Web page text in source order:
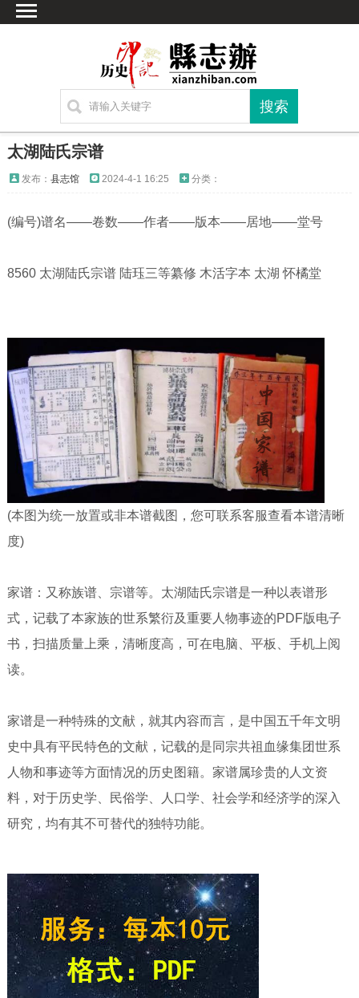
方志
繁体字转换
太湖陆氏宗谱
发布： 县志馆 2024-4-1 16:25 分类：
(编号)谱名——卷数——作者——版本——居地——堂号
8560 太湖陆氏宗谱 陆珏三等纂修 木活字本 太湖 怀橘堂
(本图为统一放置或非本谱截图，您可联系客服查看本谱清晰
度)
家谱：又称族谱、宗谱等。太湖陆氏宗谱是一种以表谱形
式，记载了本家族的世系繁衍及重要人物事迹的PDF版电子
书，扫描质量上乘，清晰度高，可在电脑、平板、手机上阅
读。
家谱是一种特殊的文献，就其内容而言，是中国五千年文明
史中具有平民特色的文献，记载的是同宗共祖血缘集团世系
人物和事迹等方面情况的历史图籍。家谱属珍贵的人文资
料，对于历史学、民俗学、人口学、社会学和经济学的深入
研究，均有其不可替代的独特功能。